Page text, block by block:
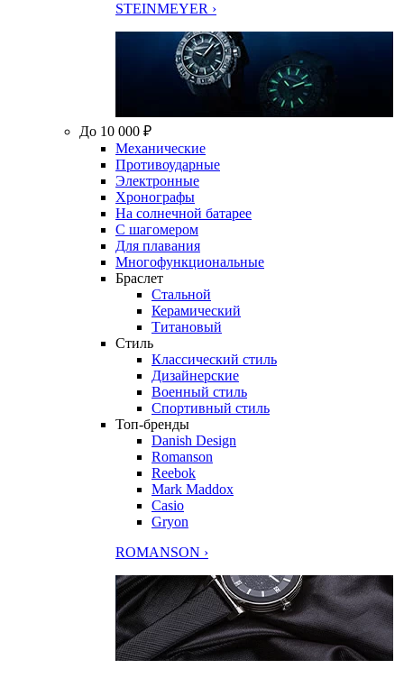
STEINMEYER ›
До 10 000 ₽
Механические
Противоударные
Электронные
Хронографы
На солнечной батарее
С шагомером
Для плавания
Многофункциональные
Браслет
Стальной
Керамический
Титановый
Стиль
Классический стиль
Дизайнерские
Военный стиль
Спортивный стиль
Топ-бренды
Danish Design
Romanson
Reebok
Mark Maddox
Casio
Gryon
ROMANSON ›